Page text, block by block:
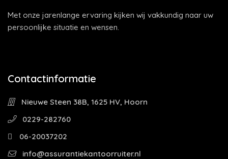
Met onze jarenlange ervaring kijken wij vakkundig naar uw
persoonlijke situatie en wensen.
Contactinformatie
Nieuwe Steen 38B, 1625 HV, Hoorn
0229-282760
06-20037202
info@assurantiekantoorruiter.nl